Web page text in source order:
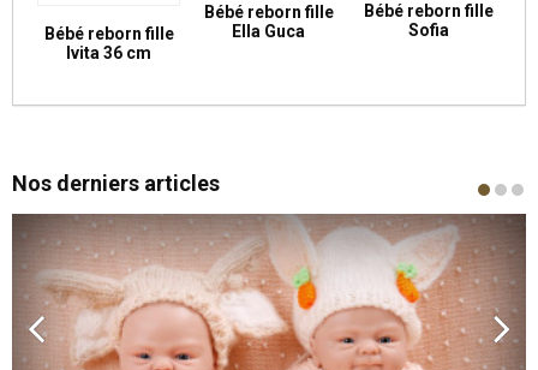
Bébé reborn fille
Ivita 36 cm
Bébé reborn fille
Ella Guca
Bébé reborn fille
Sofia
Nos derniers articles